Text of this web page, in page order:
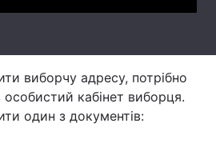
виборчу адресу, потрібно
кабінет виборця.
один з документів: